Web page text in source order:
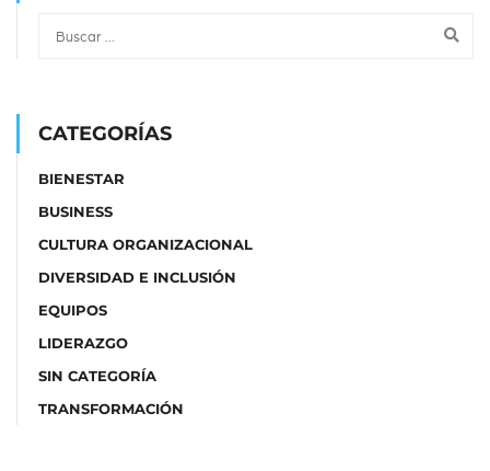
CATEGORÍAS
BIENESTAR
BUSINESS
CULTURA ORGANIZACIONAL
DIVERSIDAD E INCLUSIÓN
EQUIPOS
LIDERAZGO
SIN CATEGORÍA
TRANSFORMACIÓN